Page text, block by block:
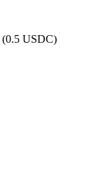
(0.5 USDC)